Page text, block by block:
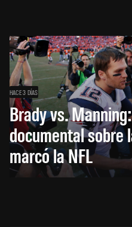
HACE 3 DÍAS
Brady vs.
documental sobre
marcó la NFL